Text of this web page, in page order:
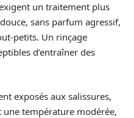
un traitement plus
sans parfum agressif,
petits. Un rinçage
d’entraîner des
exposés aux salissures,
température modérée,